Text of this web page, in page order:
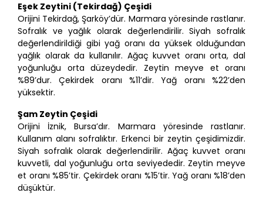
Eşek Zeytini (Tekirdağ) Çeşidi
Orijini Tekirdağ, Şarköy’dür. Marmara yöresinde rastlanır.
Sofralık ve yağlık olarak değerlendirilir. Siyah sofralık
değerlendirildiği gibi yağ oranı da yüksek olduğundan
yağlık olarak da kullanılır. Ağaç kuvvet oranı orta, dal
yoğunluğu orta düzeydedir. Zeytin meyve et oranı
%89’dur. Çekirdek oranı %11’dir. Yağ oranı %22’den
yüksektir.
Şam Zeytin Çeşidi
Orijini İznik, Bursa’dır. Marmara yöresinde rastlanır.
Kullanım alanı sofralıktır. Erkenci bir zeytin çeşidimizdir.
Siyah sofralık olarak değerlendirilir. Ağaç kuvvet oranı
kuvvetli, dal yoğunluğu orta seviyededir. Zeytin meyve
et oranı %85’tir. Çekirdek oranı %15’tir. Yağ oranı %18’den
düşüktür.